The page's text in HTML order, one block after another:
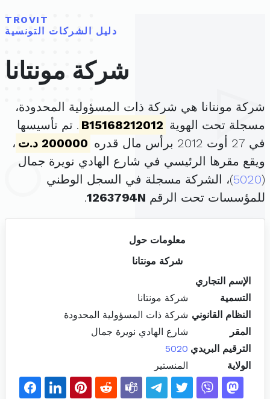
TROVIT
دليل الشركات التونسية
شركة مونتانا
شركة مونتانا هي شركة ذات المسؤولية المحدودة،
مسجلة تحت الهوية B15168212012 . تم تأسيسها
في 27 أوت 2012 برأس مال قدره
200000 د.ت
،
ويقع مقرها الرئيسي في شارع الهادي نويرة جمال
(
5020)، الشركة مسجلة في السجل الوطني
للمؤسسات تحت الرقم 1263794N
.
معلومات حول
شركة مونتانا
الإسم التجاري
التسمية
شركة مونتانا
النظام القانوني شركة ذات المسؤولية المحدودة
المقر
شارع الهادي نويرة جمال
الترقيم البريدي 5020
الولاية
المنستير